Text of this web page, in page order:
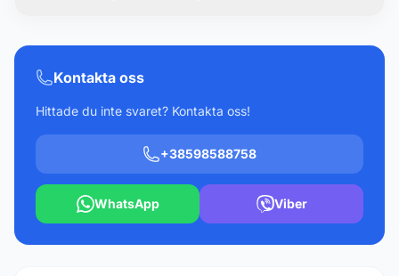
Kontakta oss
Hittade du inte svaret? Kontakta oss!
+38598588758
WhatsApp Viber